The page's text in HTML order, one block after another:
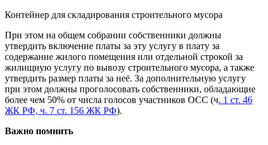
Контейнер для складирования строительного мусора
При этом на общем собрании собственники должны
утвердить включение платы за эту услугу в плату за
содержание жилого помещения или отдельной строкой за
жилищную услугу по вывозу строительного мусора, а также
утвердить размер платы за неё. За дополнительную услугу
при этом должны проголосовать собственники, обладающие
более чем 50% от числа голосов участников ОСС (ч. 1 ст. 46
ЖК РФ, ч. 7 ст. 156 ЖК РФ).
Важно помнить